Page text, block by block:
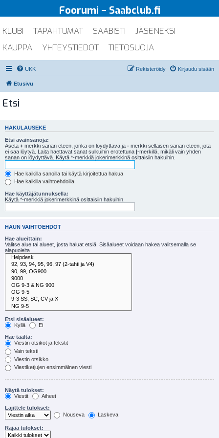
Foorumi – Saabclub.fi
KLUBI TAPAHTUMAT SAABISTI
JÄSENEKSI
KAUPPA
YHTEYSTIEDOT TIETOSUOJA
UKK Kirjaudu sisään
Rekisteröidy
Etusivu
Etsi
HAKULAUSEKE
Etsi avainsanoja:
Aseta + merkki sanan eteen, jonka on löydyttävä ja - merkki sellaisen sanan eteen, jota
ei saa löytyä. Laita haettavat sanat sulkuihin erotettuna |-merkillä, mikäli vain yhden
sanan on löydyttävä. Käytä *-merkkiä jokerimerkkinä osittaisiin hakuihin.
Hae kaikilla sanoilla tai käytä kirjoitettua hakua
Hae kaikilla vaihtoehdoilla
Hae käyttäjätunnuksella:
Käytä *-merkkiä jokerimerkkinä osittaisiin hakuihin.
HAUN VAIHTOEHDOT
Hae alueittain:
Valitse alue tai alueet, josta haluat etsiä. Sisäalueet voidaan hakea valitsemalla se
alapuolelta.
Etsi sisäalueet:
Kyllä
Ei
Hae täältä:
Viestin otsikot ja tekstit
Vain teksti
Viestin otsikko
Viestiketjujen ensimmäinen viesti
Näytä tulokset:
Viestit
Aiheet
Lajittele tulokset:
Nouseva
Laskeva
Rajaa tulokset: